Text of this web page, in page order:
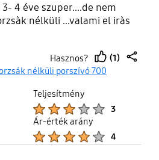
4 éve szuper....de nem
nélküli ...valami el iràs
Hasznos?
thumb
(1)
nélküli porszívó 700
Teljesítmény
3
Ár-érték arány
4